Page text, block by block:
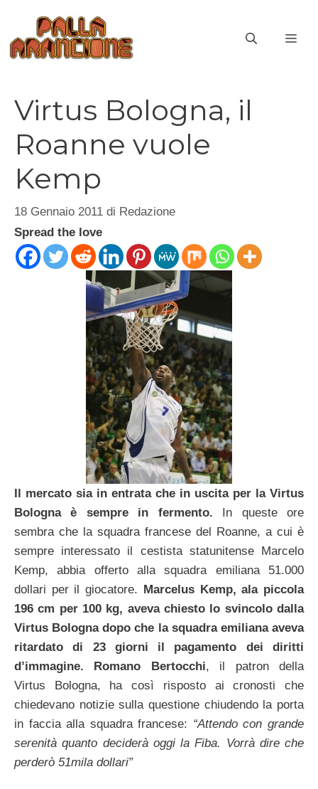
contenuto
Virtus Bologna, il
Roanne vuole
Kemp
18 Gennaio 2011 di Redazione
Spread the love
Il mercato sia in entrata che in uscita per la Virtus
Bologna è sempre in fermento. In queste ore
sembra che la squadra francese del Roanne, a cui è
sempre interessato il cestista statunitense Marcelo
Kemp, abbia offerto alla squadra emiliana 51.000
dollari per il giocatore. Marcelus Kemp, ala piccola
196 cm per 100 kg, aveva chiesto lo svincolo dalla
Virtus Bologna dopo che la squadra emiliana aveva
ritardato di 23 giorni il pagamento dei diritti
d’immagine.
Romano Bertocchi, il patron della
Virtus Bologna, ha così risposto ai cronosti che
chiedevano notizie sulla questione chiudendo la porta
in faccia alla squadra francese: “Attendo con grande
serenità quanto deciderà oggi la Fiba. Vorrà dire che
perderò 51mila dollari”